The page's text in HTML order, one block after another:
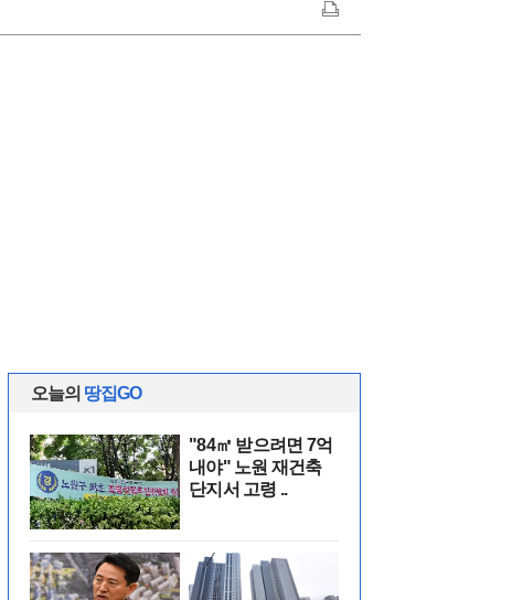
오늘의 땅집GO
"84㎡ 받으려면 7억
내야" 노원 재건축
단지서 고령 ..